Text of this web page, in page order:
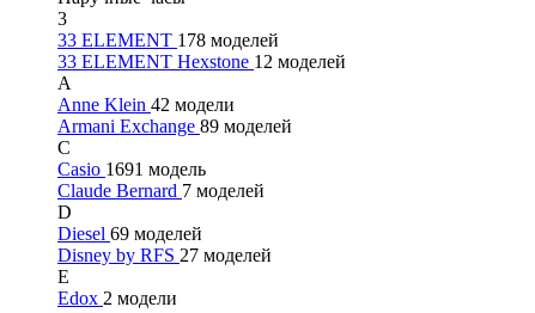
3
33 ELEMENT 178 моделей
33 ELEMENT Hexstone 12 моделей
A
Anne Klein 42 модели
Armani Exchange 89 моделей
C
Casio 1691 модель
Claude Bernard 7 моделей
D
Diesel 69 моделей
Disney by RFS 27 моделей
E
Edox 2 модели